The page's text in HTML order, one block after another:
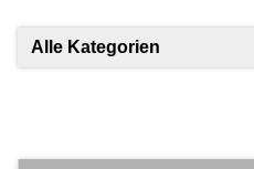
Alle Kategorien